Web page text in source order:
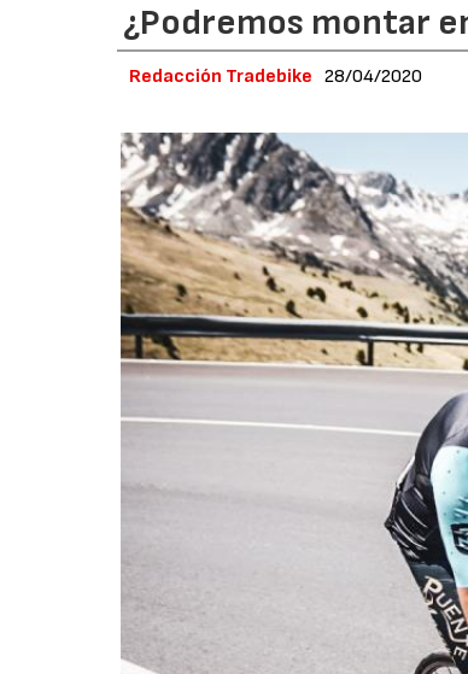
¿Podremos montar
Redacción Tradebike 28/04/2020